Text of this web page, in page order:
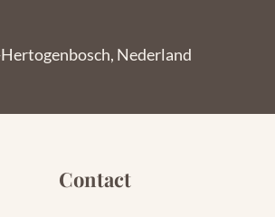
Nederland
Contact